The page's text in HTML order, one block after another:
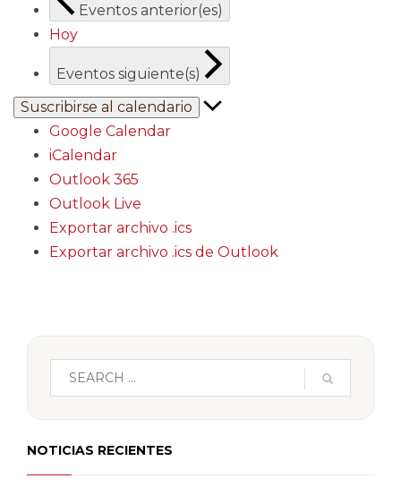
Eventos anterior(es)
Hoy
Eventos siguiente(s)
Suscribirse al calendario
Google Calendar
iCalendar
Outlook 365
Outlook Live
Exportar archivo .ics
Exportar archivo .ics de Outlook
NOTICIAS RECIENTES